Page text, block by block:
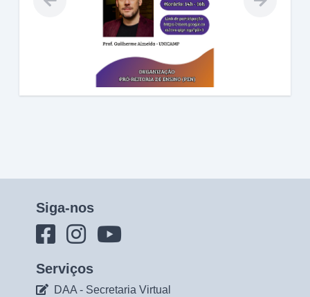
Siga-nos
Serviços
DAA - Secretaria Virtual